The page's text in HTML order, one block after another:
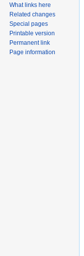
What links here
Related changes
Special pages
Printable version
Permanent link
Page information